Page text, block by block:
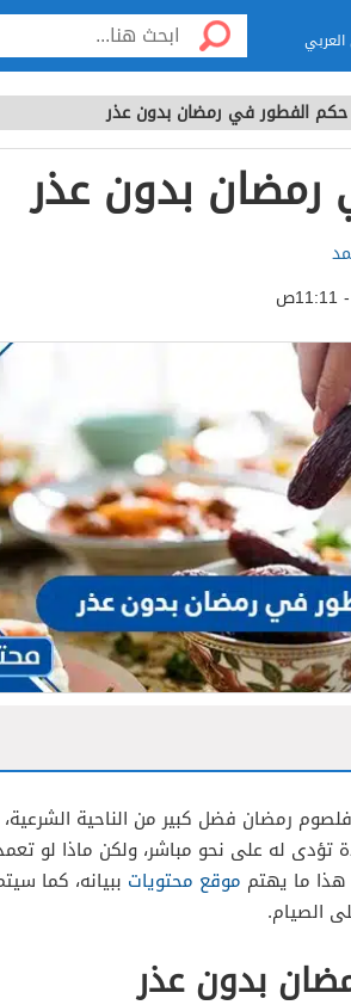
حكم الفطور في رمضان بدون عذر
بدون عذر
رمضان فضل كبير من الناحية
تؤدى له على نحو مباشر، ولكن ماذا لو
هذا ما يهتم موقع محتويات ببيانه، كما
الصيام.
بدون عذر